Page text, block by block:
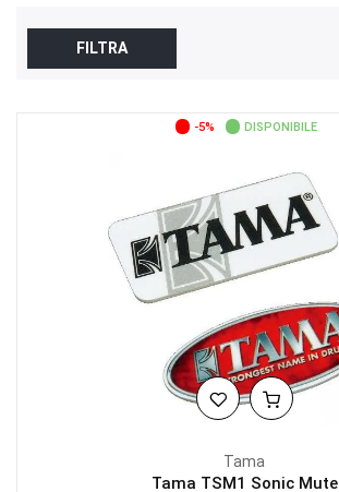
FILTRA
-5% DISPONIBILE
Tama
Tama TSM1 Sonic Mute